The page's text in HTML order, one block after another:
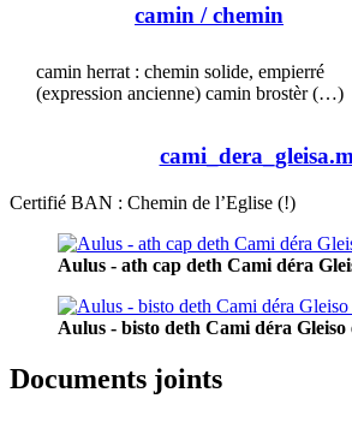
camin / chemin
camin herrat : chemin solide, empierré
(expression ancienne) camin brostèr (…)
Certifié BAN : Chemin de l’Eglise (!)
Aulus - ath cap deth Cami déra
Aulus - bisto deth Cami déra Gleiso
Documents joints